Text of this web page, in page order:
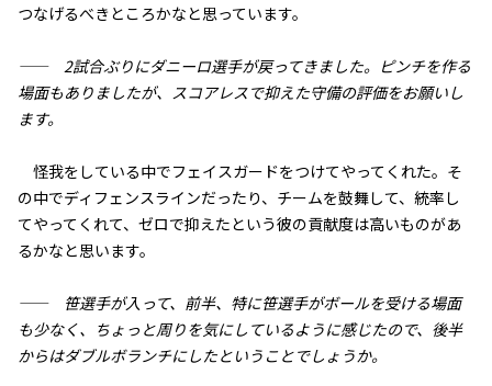
つなげるべきところかなと思っています。
—— 2試合ぶりにダニーロ選手が戻ってきました。ピンチを作る
場面もありましたが、スコアレスで抑えた守備の評価をお願いし
ます。
怪我をしている中でフェイスガードをつけてやってくれた。そ
の中でディフェンスラインだったり、チームを鼓舞して、統率し
てやってくれて、ゼロで抑えたという彼の貢献度は高いものがあ
るかなと思います。
—— 笹選手が入って、前半、特に笹選手がボールを受ける場面
も少なく、ちょっと周りを気にしているように感じたので、後半
からはダブルボランチにしたということでしょうか。